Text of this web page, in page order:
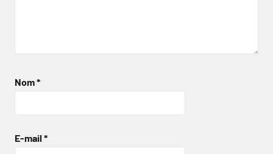
Nom*
E-mail *